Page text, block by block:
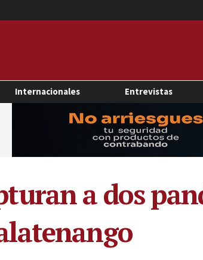
Internacionales Entrevistas
a dos